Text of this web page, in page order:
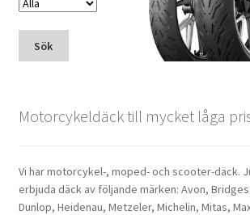
Sök
Motorcykeldäck till mycket låga
Vi har motorcykel-, moped- och scooter-däck.
erbjuda däck av följande märken: Avon,
Dunlop, Heidenau, Metzeler, Michelin, Mitas,